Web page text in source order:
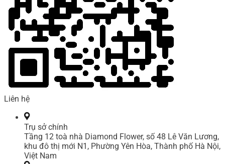
Liên hệ
Trụ sở chính
Tầng 12 toà nhà Diamond Flower, số 48 Lê Văn Lương,
khu đô thị mới N1, Phường Yên Hòa, Thành phố Hà Nội,
Việt Nam